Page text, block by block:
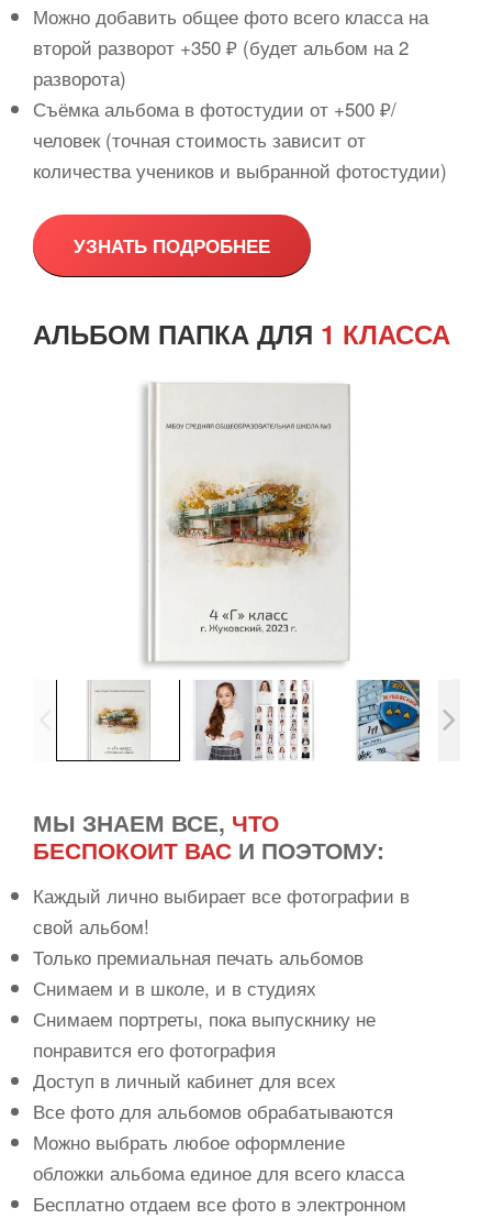
Можно добавить общее фото всего класса на
второй разворот +350 ₽ (будет альбом на 2
разворота)
Съёмка альбома в фотостудии от +500 ₽/
человек (точная стоимость зависит от
количества учеников и выбранной фотостудии)
УЗНАТЬ ПОДРОБНЕЕ
АЛЬБОМ ПАПКА ДЛЯ 1 КЛАССА
МЫ ЗНАЕМ ВСЕ, ЧТО
БЕСПОКОИТ ВАС И ПОЭТОМУ:
Каждый лично выбирает все фотографии в
свой альбом!
Только премиальная печать альбомов
Снимаем и в школе, и в студиях
Снимаем портреты, пока выпускнику не
понравится его фотография
Доступ в личный кабинет для всех
Все фото для альбомов обрабатываются
Можно выбрать любое оформление
обложки альбома единое для всего класса
Бесплатно отдаем все фото в электронном